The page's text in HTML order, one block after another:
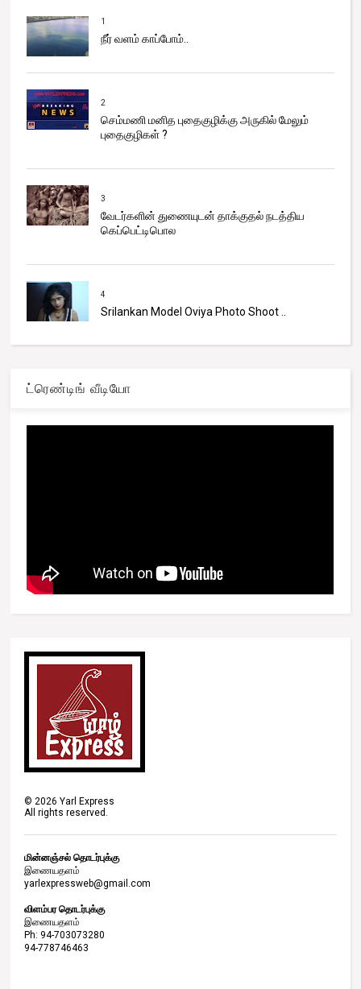
1
நீர் வளம் காப்போம்..
2
செம்மணி மனித புதைகுழிக்கு அருகில் மேலும்
புதைகுழிகள் ?
3
வேடர்களின் துணையுடன் தாக்குதல் நடத்திய
கெப்பெட்டிபொல
4
Srilankan Model Oviya Photo Shoot ..
ட்ரெண்டிங் வீடியோ
©2026 Yarl Express
All rights reserved.
மின்னஞ்சல் தொடர்புக்கு
இணையதளம்
yarlexpressweb@gmail.com
விளம்பர தொடர்புக்கு
இணையதளம்
Ph: 94-703073280
94-778746463